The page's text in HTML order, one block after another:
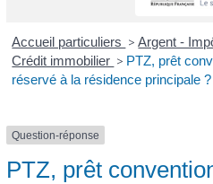
Accueil particuliers > Argent -
Crédit immobilier > PTZ, prêt
réservé à la résidence principale ?
Question-réponse
PTZ, prêt